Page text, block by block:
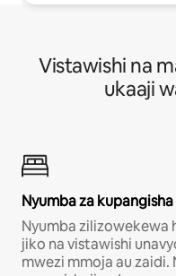
Vistawishi na
ukaaji
Nyumba za
Nyumba zilizowekewa
jiko na vistawishi
mwezi mmoja au